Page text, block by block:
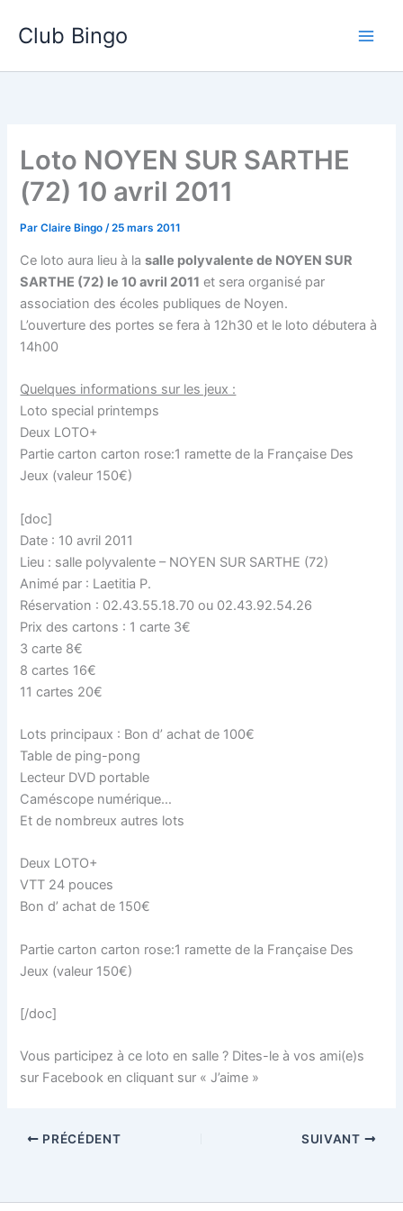
Club Bingo
Loto NOYEN SUR SARTHE
(72) 10 avril 2011
ParClaire Bingo/25 mars 2011
Ce loto aura lieu à lasalle polyvalente de NOYEN SUR
SARTHE (72) le 10 avril 2011 et sera organisé par
association des écoles publiques de Noyen.
L’ouverture des portes se fera à 12h30 et le loto débutera à
14h00
Quelques informations sur les jeux :
Loto special printemps
Deux LOTO+
Partie carton carton rose:1 ramette de la Française Des
Jeux (valeur 150€)
[doc]
Date : 10 avril 2011
Lieu : salle polyvalente – NOYEN SUR SARTHE (72)
Animé par : Laetitia P.
Réservation : 02.43.55.18.70 ou 02.43.92.54.26
Prix des cartons : 1 carte 3€
3 carte 8€
8 cartes 16€
11 cartes 20€
Lots principaux : Bon d’ achat de 100€
Table de ping-pong
Lecteur DVD portable
Caméscope numérique…
Et de nombreux autres lots
Deux LOTO+
VTT 24 pouces
Bon d’ achat de 150€
Partie carton carton rose:1 ramette de la Française Des
Jeux (valeur 150€)
[/doc]
Vous participez à ce loto en salle ? Dites-le à vos ami(e)s
sur Facebook en cliquant sur « J’aime »
PRÉCÉDENT SUIVANT